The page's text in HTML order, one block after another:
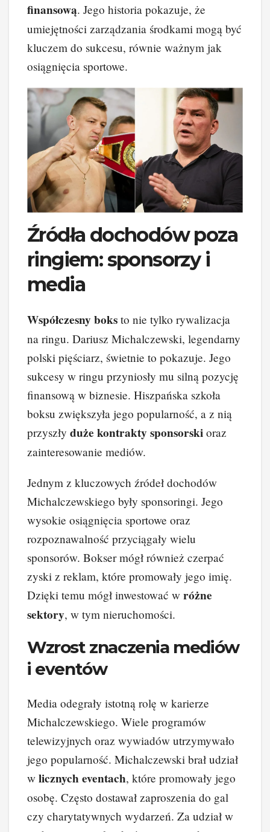
finansową. Jego historia pokazuje, że
umiejętności zarządzania środkami mogą być
kluczem do sukcesu, równie ważnym jak
osiągnięcia sportowe.
Źródła dochodów poza
ringiem: sponsorzy i
media
Współczesny boks to nie tylko rywalizacja
na ringu. Dariusz Michalczewski, legendarny
polski pięściarz, świetnie to pokazuje. Jego
sukcesy w ringu przyniosły mu silną pozycję
finansową w biznesie. Hiszpańska szkoła
boksu zwiększyła jego popularność, a z nią
przyszły duże kontrakty sponsorski oraz
zainteresowanie mediów.
Jednym z kluczowych źródeł dochodów
Michalczewskiego były sponsoringi. Jego
wysokie osiągnięcia sportowe oraz
rozpoznawalność przyciągały wielu
sponsorów. Bokser mógł również czerpać
zyski z reklam, które promowały jego imię.
Dzięki temu mógł inwestować w różne
sektory, w tym nieruchomości.
Wzrost znaczenia mediów
i eventów
Media odegrały istotną rolę w karierze
Michalczewskiego. Wiele programów
telewizyjnych oraz wywiadów utrzymywało
jego popularność. Michalczewski brał udział
w licznych eventach, które promowały jego
osobę. Często dostawał zaproszenia do gal
czy charytatywnych wydarzeń. Za udział w